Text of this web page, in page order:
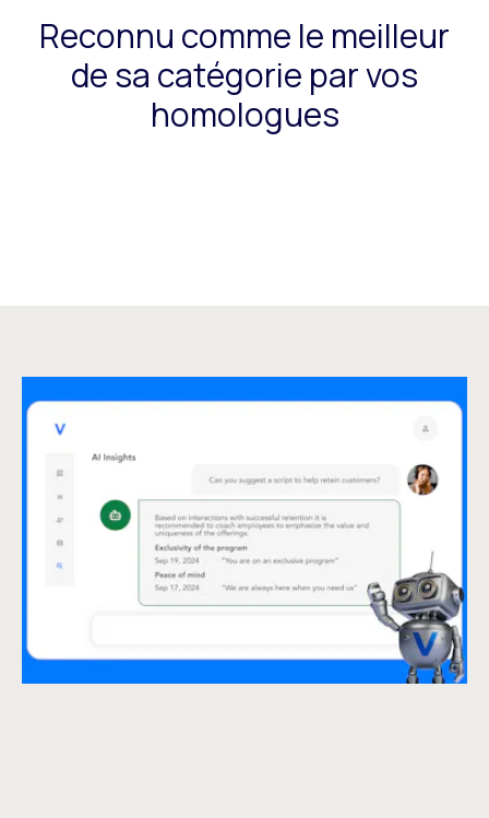
Reconnu comme le meilleur
de sa catégorie par vos
homologues